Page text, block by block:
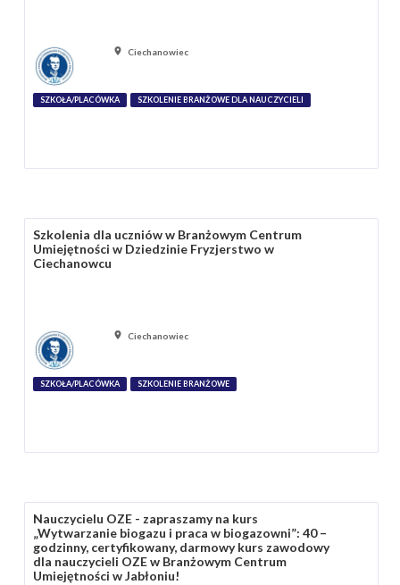
Ciechanowiec
SZKOŁA/PLACÓWKA SZKOLENIE BRANŻOWE DLA NAUCZYCIELI
Szkolenia dla uczniów w Branżowym Centrum
Umiejętności w Dziedzinie Fryzjerstwo w
Ciechanowcu
Ciechanowiec
SZKOŁA/PLACÓWKA SZKOLENIE BRANŻOWE
Nauczycielu OZE - zapraszamy na kurs
„Wytwarzanie biogazu i praca w biogazowni”: 40 –
godzinny, certyfikowany, darmowy kurs zawodowy
dla nauczycieli OZE w Branżowym Centrum
Umiejętności w Jabłoniu!